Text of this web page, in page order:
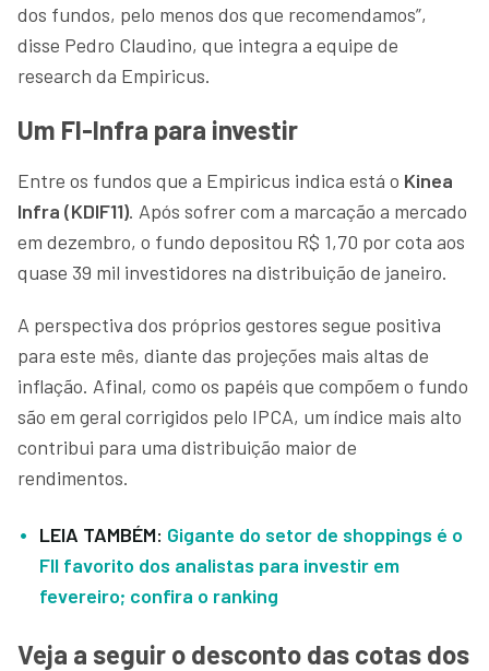
dos fundos, pelo menos dos que recomendamos”,
disse Pedro Claudino, que integra a equipe de
research da Empiricus.
Um FI-Infra para investir
Entre os fundos que a Empiricus indica está o Kinea
Infra (KDIF11). Após sofrer com a marcação a mercado
em dezembro, o fundo depositou R$ 1,70 por cota aos
quase 39 mil investidores na distribuição de janeiro.
A perspectiva dos próprios gestores segue positiva
para este mês, diante das projeções mais altas de
inflação. Afinal, como os papéis que compõem o fundo
são em geral corrigidos pelo IPCA, um índice mais alto
contribui para uma distribuição maior de
rendimentos.
LEIA TAMBÉM: Gigante do setor de shoppings é o
FII favorito dos analistas para investir em
fevereiro; confira o ranking
Veja a seguir o desconto das cotas dos